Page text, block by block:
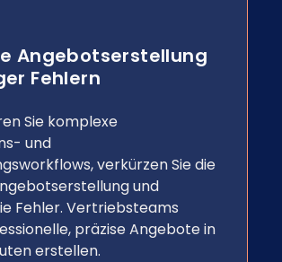
Angebotserstellung
Fehlern
Sie komplexe
und
verkürzen Sie die
und
Fehler. Vertriebsteams
präzise Angebote in
erstellen.